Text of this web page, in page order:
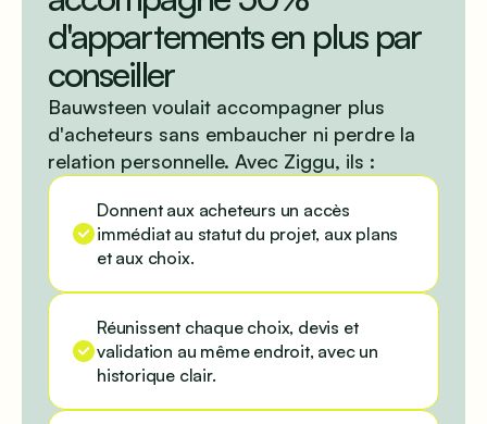
d'appartements en plus par
conseiller
Bauwsteen voulait accompagner plus
d'acheteurs sans embaucher ni perdre la
relation personnelle. Avec Ziggu, ils :
Donnent aux acheteurs un accès
immédiat au statut du projet, aux plans
et aux choix.
Réunissent chaque choix, devis et
validation au même endroit, avec un
historique clair.